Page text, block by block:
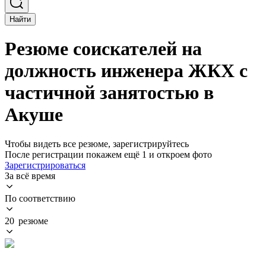
Найти
Резюме соискателей на
должность инженера ЖКХ с
частичной занятостью в
Акуше
Чтобы видеть все резюме, зарегистрируйтесь
После регистрации покажем ещё 1 и откроем фото
Зарегистрироваться
За всё время
По соответствию
20 резюме